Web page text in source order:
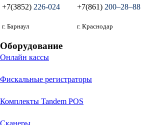
+7(3852) 226-024
г. Барнаул
+7(861) 200‒28‒88
г. Краснодар
Оборудование
Онлайн кассы
Фискальные регистраторы
Комплекты Tandem POS
Сканеры